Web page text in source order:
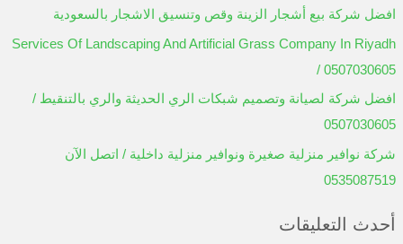
افضل شركة بيع أشجار الزينة وقص وتنسيق الاشجار بالسعودية
Services Of Landscaping And Artificial Grass Company In Riyadh
/ 0507030605
افضل شركة لصيانة وتصميم شبكات الري الحديثة والري بالتنقيط /
0507030605
شركة نوافير منزلية صغيرة ونوافير منزلية داخلية / اتصل الآن
0535087519
أحدث التعليقات